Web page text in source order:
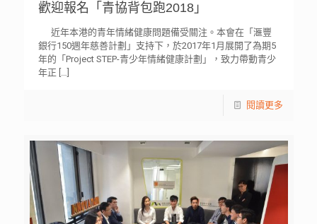
歡迎報名「青協背包跑2018」
近年本港的青年情緒健康問題備受關注。本會在「滙豐
銀行150週年慈善計劃」支持下，於2017年1月展開了為期5
年的「Project STEP-青少年情緒健康計劃」，致力帶動青少
年正 […]
閱讀更多